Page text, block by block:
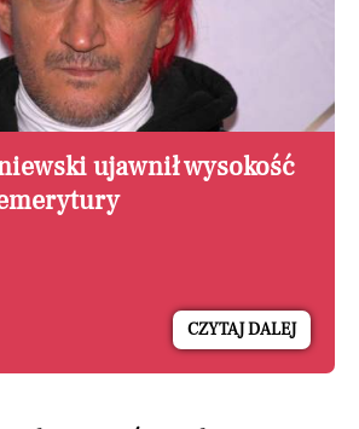
ujawnił wysokość
CZYTAJ DALEJ